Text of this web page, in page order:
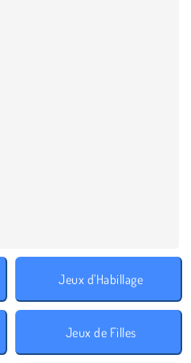
Jeux d'Habillage
Jeux de Filles